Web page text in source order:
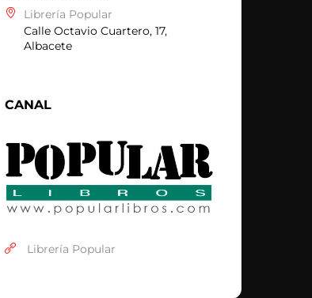
Librería Popular
Calle Octavio Cuartero, 17,
Albacete
CANAL
Librería Popular